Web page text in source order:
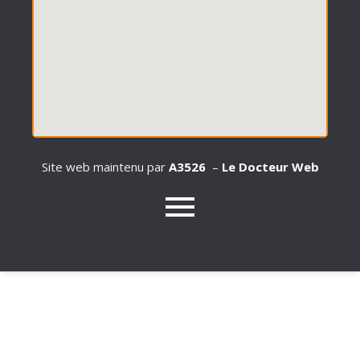
Site web maintenu par A3526 – Le Docteur Web